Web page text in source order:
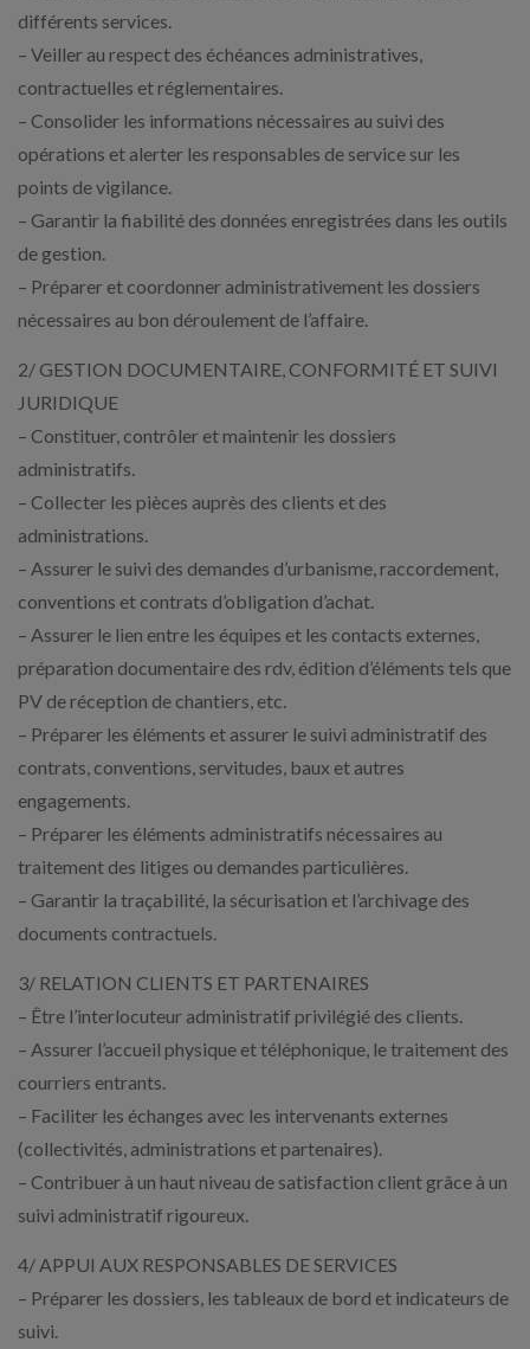
différents services.
– Veiller au respect des échéances administratives,
contractuelles et réglementaires.
– Consolider les informations nécessaires au suivi des
opérations et alerter les responsables de service sur les
points de vigilance.
– Garantir la fiabilité des données enregistrées dans les outils
de gestion.
– Préparer et coordonner administrativement les dossiers
nécessaires au bon déroulement de l’affaire.
2/ GESTION DOCUMENTAIRE, CONFORMITÉ ET SUIVI
JURIDIQUE
– Constituer, contrôler et maintenir les dossiers
administratifs.
– Collecter les pièces auprès des clients et des
administrations.
– Assurer le suivi des demandes d’urbanisme, raccordement,
conventions et contrats d’obligation d’achat.
– Assurer le lien entre les équipes et les contacts externes,
préparation documentaire des rdv, édition d’éléments tels que
PV de réception de chantiers, etc.
– Préparer les éléments et assurer le suivi administratif des
contrats, conventions, servitudes, baux et autres
engagements.
– Préparer les éléments administratifs nécessaires au
traitement des litiges ou demandes particulières.
– Garantir la traçabilité, la sécurisation et l’archivage des
documents contractuels.
3/ RELATION CLIENTS ET PARTENAIRES
– Être l’interlocuteur administratif privilégié des clients.
– Assurer l’accueil physique et téléphonique, le traitement des
courriers entrants.
– Faciliter les échanges avec les intervenants externes
(collectivités, administrations et partenaires).
– Contribuer à un haut niveau de satisfaction client grâce à un
suivi administratif rigoureux.
4/ APPUI AUX RESPONSABLES DE SERVICES
– Préparer les dossiers, les tableaux de bord et indicateurs de
suivi.